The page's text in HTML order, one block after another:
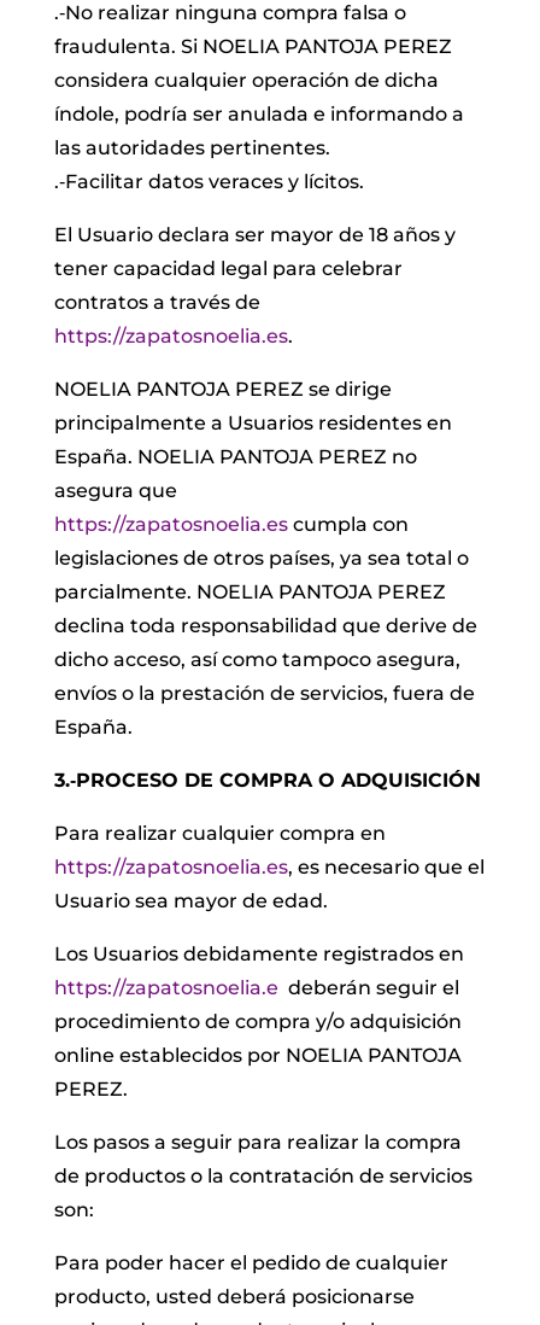
.‐No realizar ninguna compra falsa o
fraudulenta. Si NOELIA PANTOJA PEREZ
considera cualquier operación de dicha
índole, podría ser anulada e informando a
las autoridades pertinentes.
.‐Facilitar datos veraces y lícitos.
El Usuario declara ser mayor de 18 años y
tener capacidad legal para celebrar
contratos a través de
https://zapatosnoelia.es.
NOELIA PANTOJA PEREZ se dirige
principalmente a Usuarios residentes en
España. NOELIA PANTOJA PEREZ no
asegura que
https://zapatosnoelia.escumpla con
legislaciones de otros países, ya sea total o
parcialmente. NOELIA PANTOJA PEREZ
declina toda responsabilidad que derive de
dicho acceso, así como tampoco asegura,
envíos o la prestación de servicios, fuera de
España.
3.‐PROCESO DE COMPRA O ADQUISICIÓN
Para realizar cualquier compra en
https://zapatosnoelia.es, es necesario que el
Usuario sea mayor de edad.
Los Usuarios debidamente registrados en
https://zapatosnoelia.e deberán seguir el
procedimiento de compra y/o adquisición
online establecidos por NOELIA PANTOJA
PEREZ.
Los pasos a seguir para realizar la compra
de productos o la contratación de servicios
son:
Para poder hacer el pedido de cualquier
producto, usted deberá posicionarse